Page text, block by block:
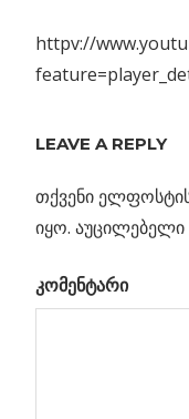
httpv://
ნავიგაცია
Previous
“ვენერა
ვენერას
ატმოსფეროში
LEAVE A REPLY
თქვენი
იყო. აუცილებელი
კომენტარი